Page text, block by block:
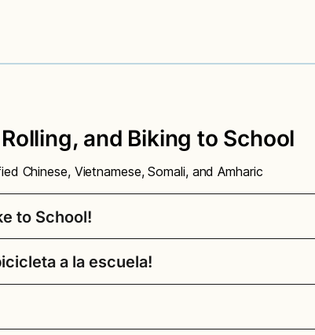
and Biking to School
Chinese, Vietnamese, Somali, and Amharic
to School!
school is a fun way to get exercise, reduce
schools, and create community. Studies say
to school arrive more alert and ready to learn!
a la escuela!